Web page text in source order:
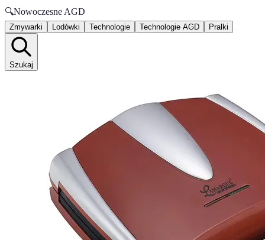
🔍Nowoczesne AGD
Zmywarki Lodówki Technologie Technologie AGD Pralki
Szukaj